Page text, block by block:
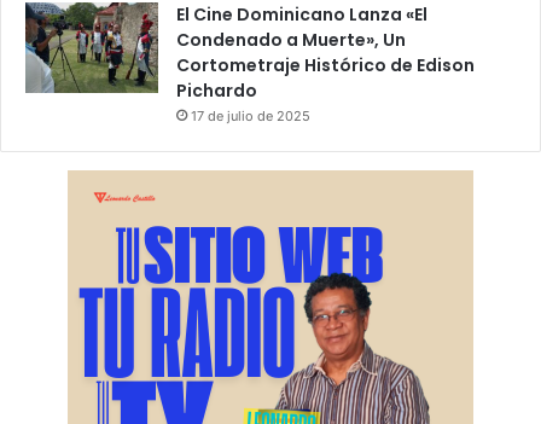
El Cine Dominicano Lanza «El
Condenado a Muerte», Un
Cortometraje Histórico de Edison
Pichardo
17 de julio de 2025